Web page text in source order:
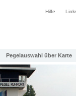
Hilfe
Pegelauswahl über Karte